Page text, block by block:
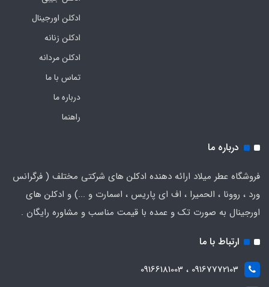
ادکلن اورجینال
ادکلن زنانه
ادکلن مردانه
تماس با ما
درباره ما
راهنما
درباره ما
فروشگاه عطر میلاد ارائه دهنده ادکلن های شرکتی مختلف ( فرگرانس
ورد ، روونا ، الحمیرا ، اف ای پاریس ، اسمارت و ...) و ادکلن های
اورجینال به صورت تک و عمده با قیمت مناسب و مشاوره رایگان .
ارتباط با ما
09167772103 ، 09166181003